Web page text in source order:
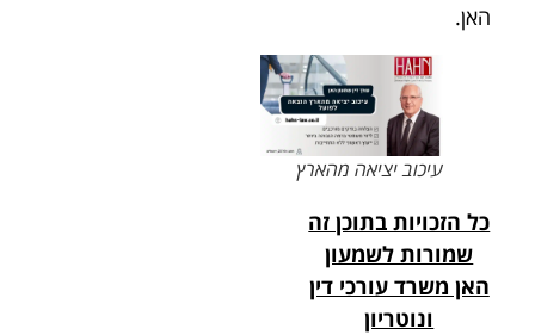
האן.
עיכוב יציאה מהארץ
כל הזכויות בתוכן זה
שמורות לשמעון
האן משרד עורכי דין
ונוטריון